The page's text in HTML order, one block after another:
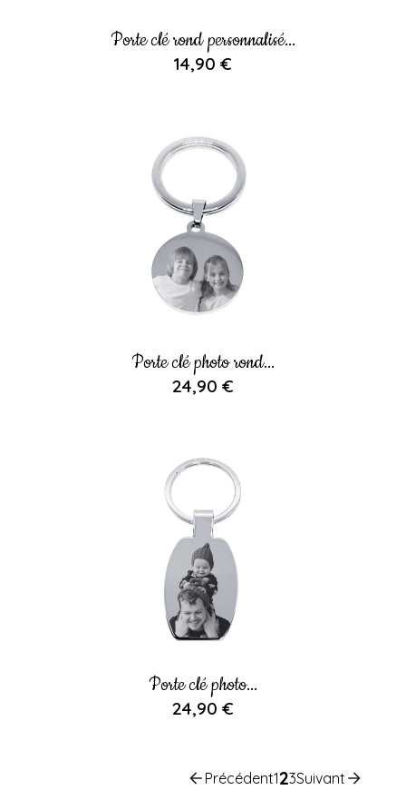
Porte clé rond personnalisé...
14,90 €
Porte clé photo rond...
24,90 €
Porte clé photo...
24,90 €
Précédent123Suivant